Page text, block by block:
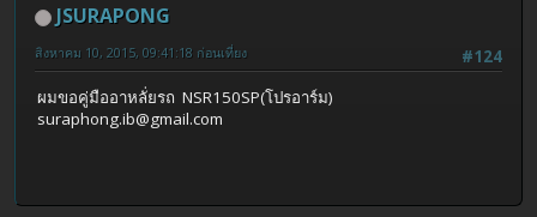
JSURAPONG
#124
สิงหาคม 10, 2015, 09:41:18 ก่อนเที่ยง
ผมขอคู่มืออาหลั่ยรถ NSR150SP(โปรอาร์ม)
suraphong.ib@gmail.com